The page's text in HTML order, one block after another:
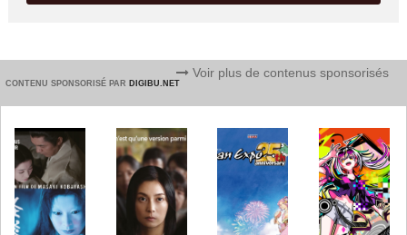
CONTENU SPONSORISÉ PAR DIGIBU.NET
Voir plus de contenus sponsorisés